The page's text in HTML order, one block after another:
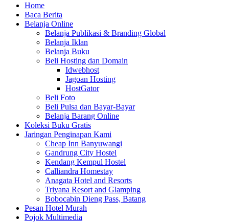
Home
Baca Berita
Belanja Online
Belanja Publikasi & Branding Global
Belanja Iklan
Belanja Buku
Beli Hosting dan Domain
Idwebhost
Jagoan Hosting
HostGator
Beli Foto
Beli Pulsa dan Bayar-Bayar
Belanja Barang Online
Koleksi Buku Gratis
Jaringan Penginapan Kami
Cheap Inn Banyuwangi
Gandrung City Hostel
Kendang Kempul Hostel
Calliandra Homestay
Anagata Hotel and Resorts
Triyana Resort and Glamping
Bobocabin Dieng Pass, Batang
Pesan Hotel Murah
Pojok Multimedia